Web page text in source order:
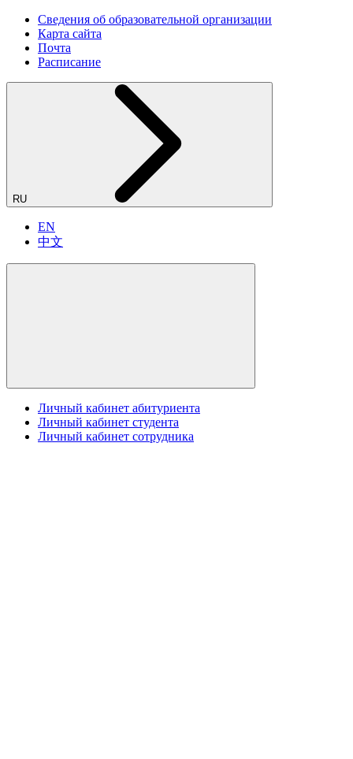
Сведения об образовательной организации
Карта сайта
Почта
Расписание
RU
EN
中文
Личный кабинет абитуриента
Личный кабинет студента
Личный кабинет сотрудника